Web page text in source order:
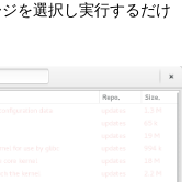
を選択し実行するだけ